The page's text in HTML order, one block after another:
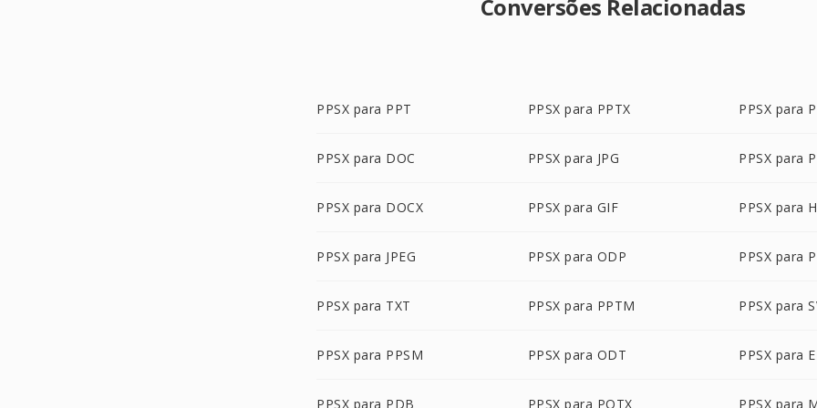
Conversões Relacionadas
PPSX para PPT PPSX para PPTX PPSX para
PPSX para DOC PPSX para JPG PPSX para
PPSX para DOCX PPSX para GIF PPSX para
PPSX para JPEG PPSX para ODP PPSX para
PPSX para TXT PPSX para PPTM PPSX para
PPSX para PPSM PPSX para ODT PPSX para
PPSX para PDB PPSX para POTX PPSX para